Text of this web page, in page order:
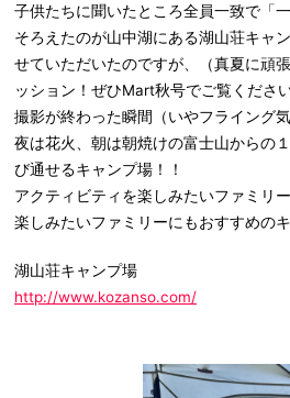
子供たちに聞いたところ全員一致で「
そろえたのが山中湖にある湖山荘キャ
せていただいたのですが、（真夏に頑
ッション！ぜひMart秋号でご覧ください
撮影が終わった瞬間（いやフライング
夜は花火、朝は朝焼けの富士山からの
び通せるキャンプ場！！
アクティビティを楽しみたいファミリ
楽しみたいファミリーにもおすすめの
湖山荘キャンプ場
http://www.kozanso.com/